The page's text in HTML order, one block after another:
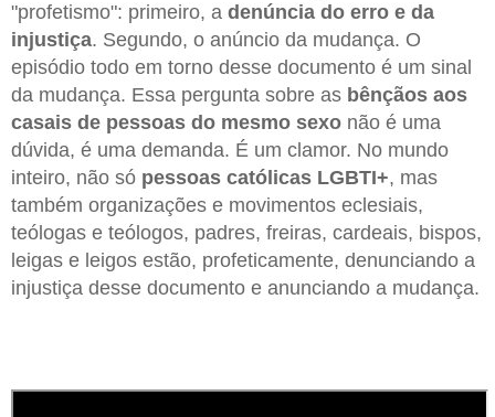
"profetismo": primeiro, a denúncia do erro e da
injustiça. Segundo, o anúncio da mudança. O
episódio todo em torno desse documento é um sinal
da mudança. Essa pergunta sobre as bênçãos aos
casais de pessoas do mesmo sexo não é uma
dúvida, é uma demanda. É um clamor. No mundo
inteiro, não só pessoas católicas LGBTI+, mas
também organizações e movimentos eclesiais,
teólogas e teólogos, padres, freiras, cardeais, bispos,
leigas e leigos estão, profeticamente, denunciando a
injustiça desse documento e anunciando a mudança.